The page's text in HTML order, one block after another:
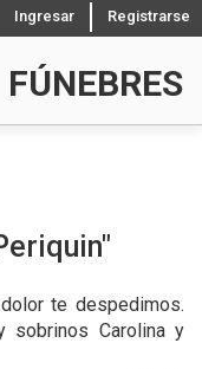
Ingresar Registrarse
FÚNEBRES
te despedimos.
sobrinos Carolina y